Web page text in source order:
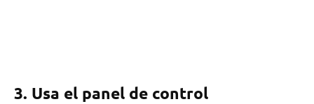
3. Usa el panel de control